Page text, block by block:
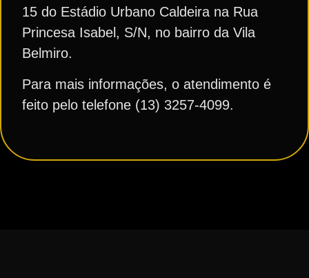
15 do Estádio Urbano Caldeira na Rua
Princesa Isabel, S/N, no bairro da Vila
Belmiro.
Para mais informações, o atendimento é
feito pelo telefone (13) 3257-4099.